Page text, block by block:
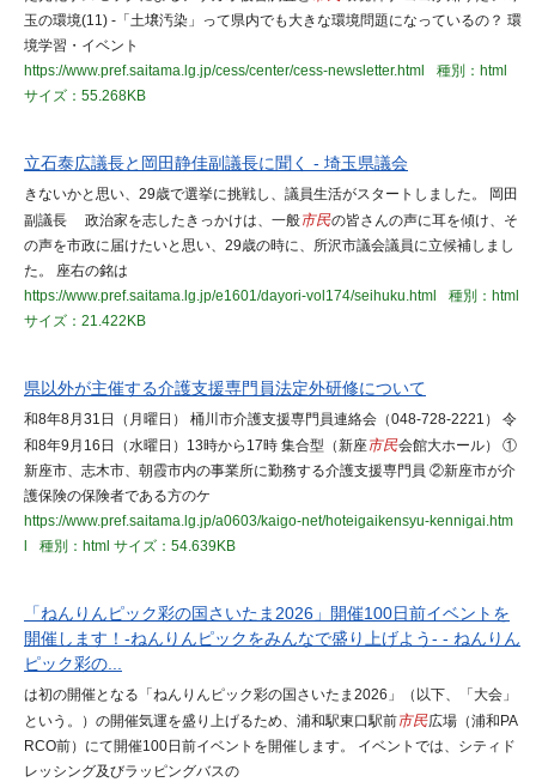
玉の環境(11) -「土壌汚染」って県内でも大きな環境問題になっているの？ 環
境学習・イベント
https://www.pref.saitama.lg.jp/cess/center/cess-newsletter.html
種別：html
サイズ：55.268KB
立石泰広議長と岡田静佳副議長に聞く - 埼玉県議会
きないかと思い、29歳で選挙に挑戦し、議員生活がスタートしました。 岡田
副議長 政治家を志したきっかけは、一般市民の皆さんの声に耳を傾け、そ
の声を市政に届けたいと思い、29歳の時に、所沢市議会議員に立候補しまし
た。 座右の銘は
https://www.pref.saitama.lg.jp/e1601/dayori-vol174/seihuku.html
種別：html
サイズ：21.422KB
県以外が主催する介護支援専門員法定外研修について
和8年8月31日（月曜日） 桶川市介護支援専門員連絡会（048-728-2221） 令
和8年9月16日（水曜日）13時から17時 集合型（新座市民会館大ホール） ①
新座市、志木市、朝霞市内の事業所に勤務する介護支援専門員 ②新座市が介
護保険の保険者である方のケ
https://www.pref.saitama.lg.jp/a0603/kaigo-net/hoteigaikensyu-kennigai.htm
種別：html サイズ：54.639KB
「ねんりんピック彩の国さいたま2026」開催100日前イベントを
開催します！-ねんりんピックをみんなで盛り上げよう- - ねんりん
ピック彩の...
は初の開催となる「ねんりんピック彩の国さいたま2026」（以下、「大会」
という。）の開催気運を盛り上げるため、浦和駅東口駅前市民広場（浦和PA
RCO前）にて開催100日前イベントを開催します。 イベントでは、シティド
レッシング及びラッピングバスの